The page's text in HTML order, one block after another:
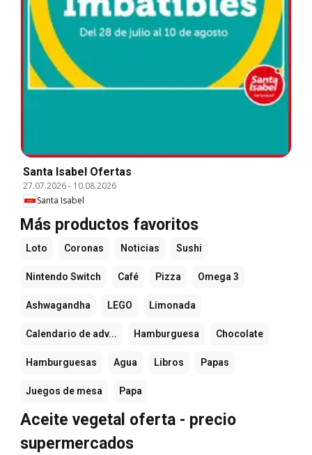
Santa Isabel Ofertas
27.07.2026- 10.08.2026
Santa Isabel
Más productos favoritos
Loto Coronas Noticias Sushi
Nintendo Switch Café Pizza Omega 3
Ashwagandha LEGO Limonada
Calendario de adv... Hamburguesa Chocolate
Hamburguesas Agua Libros Papas
Juegos de mesa Papa
Aceite vegetal oferta - precio
supermercados